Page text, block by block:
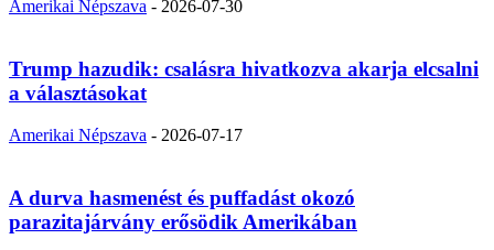
Amerikai Népszava - 2026-07-30
Trump hazudik: csalásra hivatkozva akarja elcsalni
a választásokat
Amerikai Népszava - 2026-07-17
A durva hasmenést és puffadást okozó
parazitajárvány erősödik Amerikában